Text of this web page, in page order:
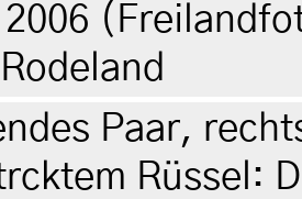
2006
Paar,
Rüssel: